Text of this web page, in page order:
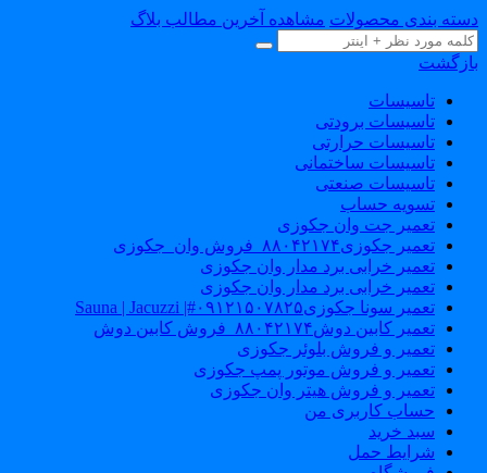
بندی محصولات مشاهده آخرین مطالب بلاگ
تاسیسات
تاسیسات برودتی
تاسیسات حرارتی
تاسیسات ساختمانی
تاسیسات صنعتی
تسویه حساب
تعمیر جت وان جکوزی
تعمیر جکوزی۸۸۰۴۲۱۷۴_فروش وان_جکوزی
تعمیر خرابی برد مدار وان جکوزی
تعمیر خرابی برد مدار وان جکوزی
تعمیر سونا جکوزی۰۹۱۲۱۵۰۷۸۲۵#| Sauna | Jacuzzi
تعمیر کابین دوش۸۸۰۴۲۱۷۴_فروش کابین دوش
تعمیر و فروش بلوئر جکوزی
تعمیر و فروش موتور پمپ جکوزی
تعمیر و فروش هیتر وان جکوزی
حساب کاربری من
سبد خرید
شرایط حمل